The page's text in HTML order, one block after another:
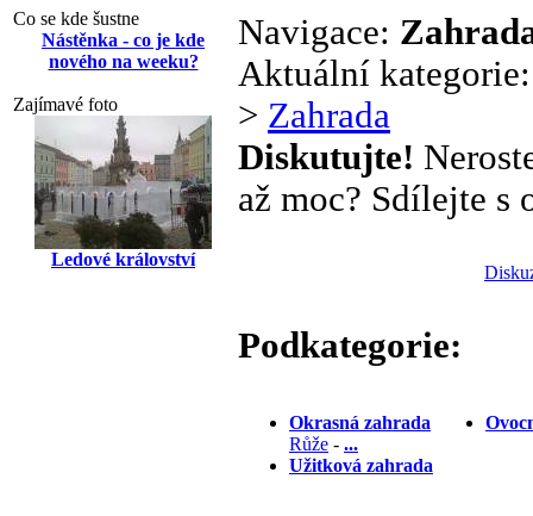
Co se kde šustne
Nástěnka - co je kde
nového na weeku?
Zajímavé foto
Ledové království
Navigace:
Aktuální
> Zahrada
Diskutujte!
až moc? Sdílejte s
Podkategorie:
Okrasná zahrada
Růže - ...
Užitková zahrada